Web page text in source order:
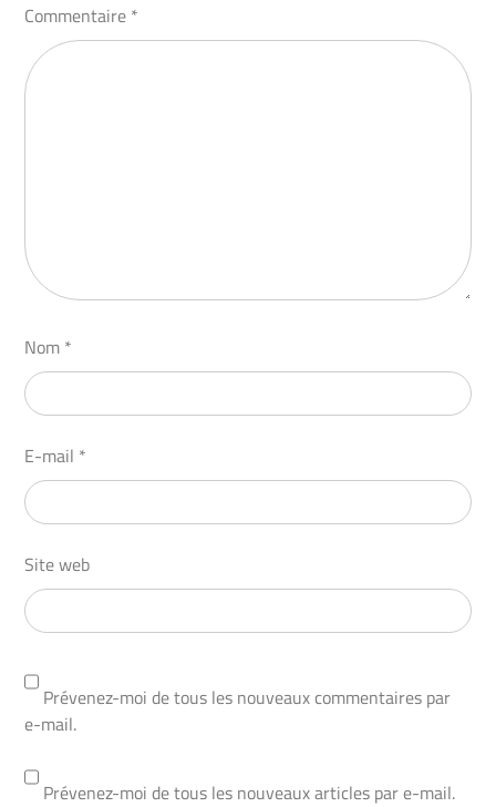
Commentaire *
Nom *
E-mail *
Site web
Prévenez-moi de tous les nouveaux commentaires par
e-mail.
Prévenez-moi de tous les nouveaux articles par e-mail.